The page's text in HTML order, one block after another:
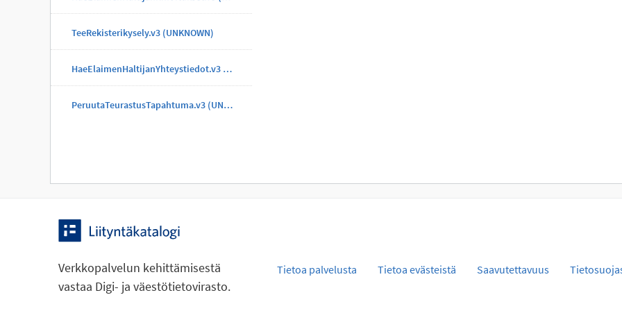
TeeRekisterikysely.v3 (UNKNOWN)
HaeElaimenHaltijanYhteystiedot.v3 (UNKNOWN)
PeruutaTeurastusTapahtuma.v3 (UNKNOWN)
Verkkopalvelun kehittämisestä
vastaa Digi- ja väestötietovirasto.
Tietoa palvelusta Tietoa evästeistä Saavutettavuus